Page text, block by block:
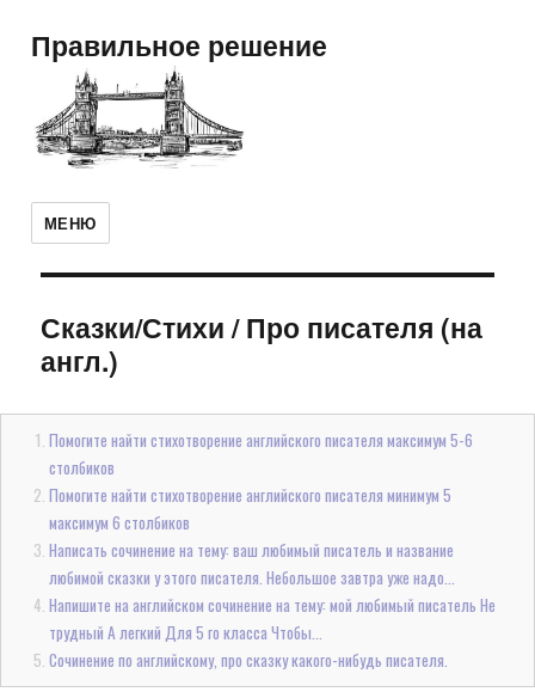
Правильное решение
МЕНЮ
Сказки/Стихи/Про писателя (на
англ.)
Помогите найти стихотворение английского писателя максимум 5-6
столбиков
Помогите найти стихотворение английского писателя минимум 5
максимум 6 столбиков
Написать сочинение на тему: ваш любимый писатель и название
любимой сказки у этого писателя. Небольшое завтра уже надо...
Напишите на английском сочинение на тему: мой любимый писатель Не
трудный А легкий Для 5 го класса Чтобы...
Сочинение по английскому, про сказку какого-нибудь писателя.